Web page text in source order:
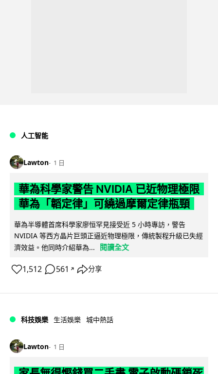
人工智能
Lawton 1 日
華為科學家警告 NVIDIA 已近物理極限
華為「韜定律」可繞過摩爾定律瓶頸
華為半導體首席科學家廖恒罕見接受近 5 小時專訪，警告
NVIDIA 等西方晶片巨頭正逼近物理極限，傳統製程升級已失經
濟效益。他同時介紹華為...
閱讀全文
1,512 561 ↗ 分享
科技娛樂 生活娛樂 城中熱話
Lawton 1 日